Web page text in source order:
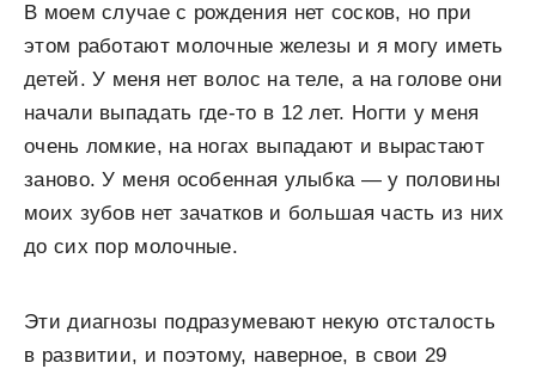
В моем случае с рождения нет сосков, но при
этом работают молочные железы и я могу иметь
детей. У меня нет волос на теле, а на голове они
начали выпадать где-то в 12 лет. Ногти у меня
очень ломкие, на ногах выпадают и вырастают
заново. У меня особенная улыбка — у половины
моих зубов нет зачатков и большая часть из них
до сих пор молочные.
Эти диагнозы подразумевают некую отсталость
в развитии, и поэтому, наверное, в свои 29